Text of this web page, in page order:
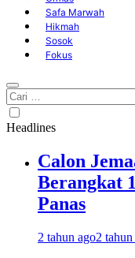
Safa Marwah
Hikmah
Sosok
Fokus
Cari
untuk:
Headlines
Calon
Berangkat
Panas
2 tahun ago2